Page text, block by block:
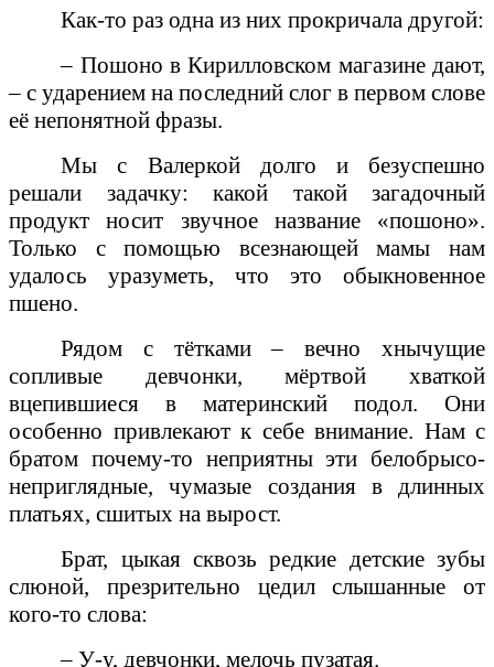
Как-то раз одна из них прокричала другой:
– Пошоно в Кирилловском магазине дают,
– с ударением на последний слог в первом слове
её непонятной фразы.
Мы с Валеркой долго и безуспешно
решали задачку: какой такой загадочный
продукт носит звучное название «пошоно».
Только с помощью всезнающей мамы нам
удалось уразуметь, что это обыкновенное
пшено.
Рядом с тётками – вечно хнычущие
сопливые девчонки, мёртвой хваткой
вцепившиеся в материнский подол. Они
особенно привлекают к себе внимание. Нам с
братом почему-то неприятны эти белобрысо-
неприглядные, чумазые создания в длинных
платьях, сшитых на вырост.
Брат, цыкая сквозь редкие детские зубы
слюной, презрительно цедил слышанные от
кого-то слова:
– У-у, девчонки, мелочь пузатая.